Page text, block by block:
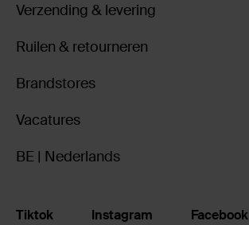
Verzending & levering
Ruilen & retourneren
Brandstores
Vacatures
BE | Nederlands
Tiktok Instagram Facebook